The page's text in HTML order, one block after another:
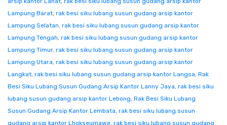
Lampung Barat, rak besi siku lubang susun gudang arsip kantor
Lampung Selatan, rak besi siku lubang susun gudang arsip kantor
Lampung Tengah, rak besi siku lubang susun gudang arsip kantor
Lampung Timur, rak besi siku lubang susun gudang arsip kantor
Lampung Utara, rak besi siku lubang susun gudang arsip kantor
Langkat, rak besi siku lubang susun gudang arsip kantor Langsa, Rak
Besi Siku Lubang Susun Gudang Arsip Kantor Lanny Jaya, rak besi siku
lubang susun gudang arsip kantor Lebong, Rak Besi Siku Lubang
Susun Gudang Arsip Kantor Lembata, rak besi siku lubang susun
gudang arsip kantor Lhokseumawe, rak besi siku lubang susun gudang